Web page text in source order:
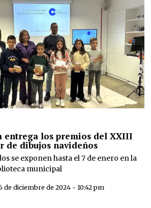
entrega los premios del XXIII
de dibujos navideños
se exponen hasta el 7 de enero en la
municipal
de diciembre de 2024 - 10:42 pm